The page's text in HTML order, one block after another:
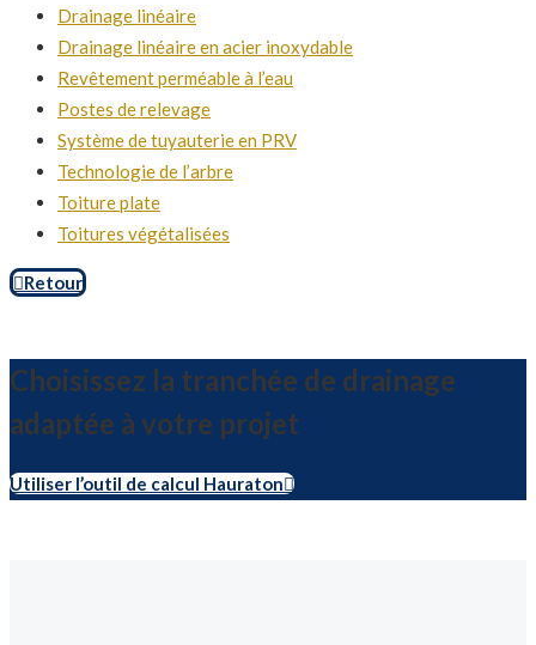
Drainage linéaire
Drainage linéaire en acier inoxydable
Revêtement perméable à l’eau
Postes de relevage
Système de tuyauterie en PRV
Technologie de l’arbre
Toiture plate
Toitures végétalisées
Retour
Choisissez la tranchée de drainage
adaptée à votre projet
Utiliser l’outil de calcul Hauraton